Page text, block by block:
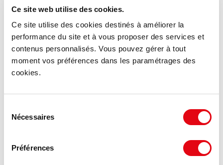
Ce site web utilise des cookies.
Ce site utilise des cookies destinés à améliorer la
performance du site et à vous proposer des services et
contenus personnalisés. Vous pouvez gérer à tout
moment vos préférences dans les paramétrages des
cookies.
Nécessaires
Préférences
Location Activités Entrepôts COUR CHEVERNY